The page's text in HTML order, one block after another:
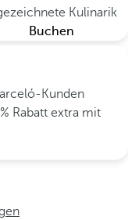
Kulinarik
Buchen
Kunden
Rabatt extra mit